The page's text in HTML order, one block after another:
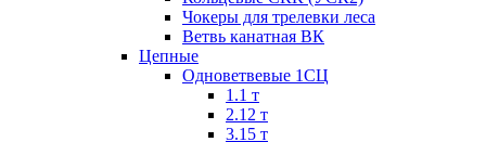
Чокеры для трелевки леса
Ветвь канатная ВК
Цепные
Одноветвевые 1СЦ
1.1 т
2.12 т
3.15 т